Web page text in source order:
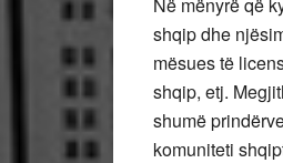
shqip dhe
mësues të
shqip, etj.
shumë
komuniteti